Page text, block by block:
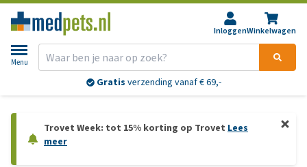
InloggenWinkelwagen
Menu
Gratis verzending vanaf € 69,-
Trovet Week: tot 15% korting op Trovet Lees
meer